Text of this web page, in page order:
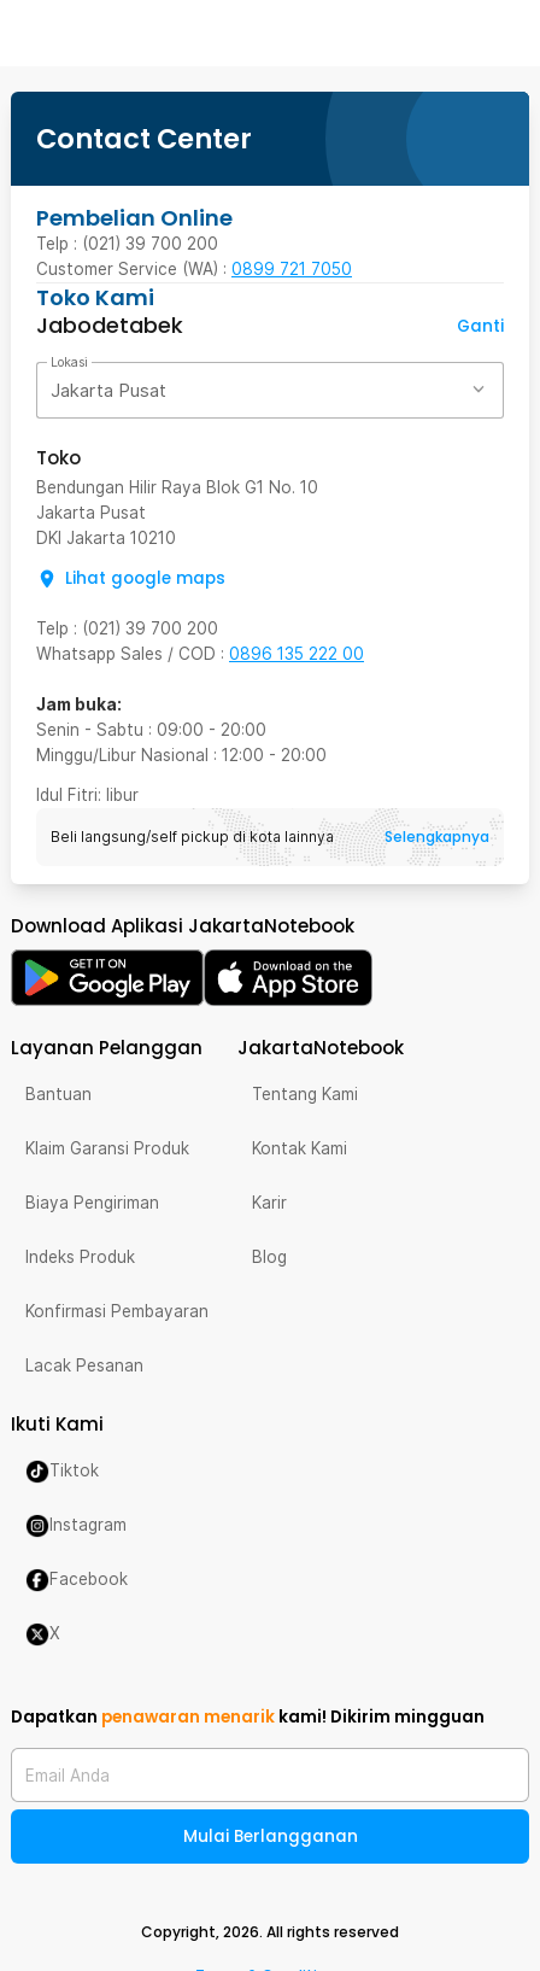
Contact Center
Pembelian Online
Telp : (021) 39 700 200
Customer Service (WA) : 0899 721 7050
Toko Kami
Jabodetabek
Ganti
Lokasi
Jakarta Pusat
Toko
Bendungan Hilir Raya Blok G1 No. 10
Jakarta Pusat
DKI Jakarta 10210
Lihat google maps
Telp : (021) 39 700 200
Whatsapp Sales / COD : 0896 135 222 00
Jam buka:
Senin - Sabtu : 09:00 - 20:00
Minggu/Libur Nasional : 12:00 - 20:00
Idul Fitri: libur
Beli langsung/self pickup di kota lainnya Selengkapnya
Download Aplikasi JakartaNotebook
Layanan Pelanggan
Bantuan
Klaim Garansi Produk
Biaya Pengiriman
Indeks Produk
Konfirmasi Pembayaran
Lacak Pesanan
JakartaNotebook
Tentang Kami
Kontak Kami
Karir
Blog
Ikuti Kami
Tiktok
Instagram
Facebook
X
Dapatkan penawaran menarik kami! Dikirim mingguan
Email Anda
Mulai Berlangganan
Copyright,2026. All rights reserved